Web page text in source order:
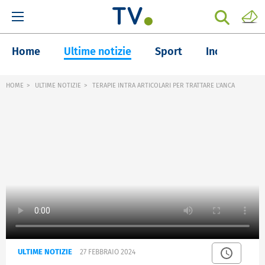
Home Ultime notizie Sport Inchieste
HOME ULTIME NOTIZIE TERAPIE INTRA ARTICOLARI PER TRATTARE L'ANCA
ULTIME NOTIZIE 27 FEBBRAIO 2024